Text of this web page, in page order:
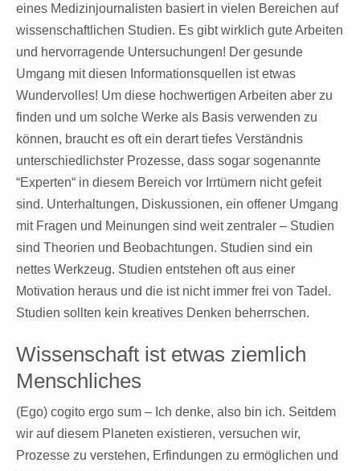
eines Medizinjournalisten basiert in vielen Bereichen auf
wissenschaftlichen Studien. Es gibt wirklich gute Arbeiten
und hervorragende Untersuchungen! Der gesunde
Umgang mit diesen Informationsquellen ist etwas
Wundervolles! Um diese hochwertigen Arbeiten aber zu
finden und um solche Werke als Basis verwenden zu
können, braucht es oft ein derart tiefes Verständnis
unterschiedlichster Prozesse, dass sogar sogenannte
“Experten“ in diesem Bereich vor Irrtümern nicht gefeit
sind. Unterhaltungen, Diskussionen, ein offener Umgang
mit Fragen und Meinungen sind weit zentraler – Studien
sind Theorien und Beobachtungen. Studien sind ein
nettes Werkzeug. Studien entstehen oft aus einer
Motivation heraus und die ist nicht immer frei von Tadel.
Studien sollten kein kreatives Denken beherrschen.
Wissenschaft ist etwas ziemlich
Menschliches
(Ego) cogito ergo sum – Ich denke, also bin ich. Seitdem
wir auf diesem Planeten existieren, versuchen wir,
Prozesse zu verstehen, Erfindungen zu ermöglichen und